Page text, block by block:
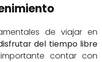
de viajar en
del tiempo libre
contar con